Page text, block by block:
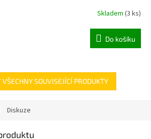
Skladem (3 ks)
Do košíku
SOUVISEJÍCÍ PRODUKTY
Diskuze